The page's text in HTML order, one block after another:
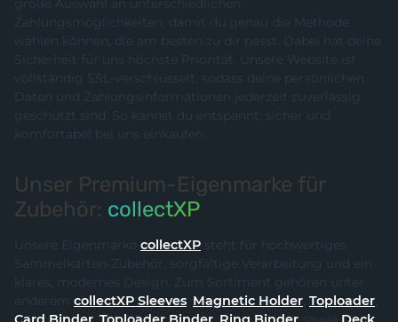
große Auswahl an unterschiedlichen
Zahlungsmöglichkeiten, damit du genau die Methode
wählen können, die am besten zu dir passt. Dabei hat deine
Sicherheit für uns höchste Priorität. Unsere Website ist
vollständig SSL-verschlüsselt, sodass deine persönlichen
Daten und Zahlungsinformationen jederzeit zuverlässig
geschützt sind. So kannst du entspannt, sicher und
komfortabel bei uns einkaufen.
Unser Premium-Eigenmarke für
Zubehör: collectXP
Unsere Eigenmarke collectXP steht für hochwertiges
Sammelkarten-Zubehör, sorgfältige Verarbeitung und ein
klares, modernes Design. Zum Sortiment gehören unter
anderem collectXP Sleeves, Magnetic Holder, Toploader,